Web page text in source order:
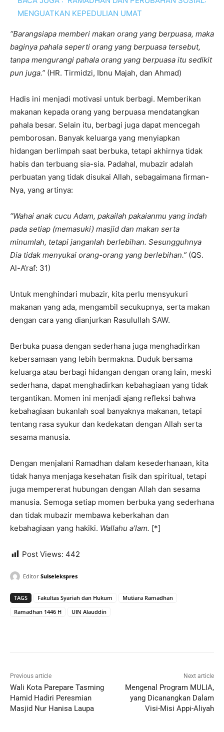
MENGUATKAN KEPEDULIAN UMAT
“Barangsiapa memberi makan orang yang berpuasa, maka
baginya pahala seperti orang yang berpuasa tersebut,
tanpa mengurangi pahala orang yang berpuasa itu sedikit
pun juga.” (HR. Tirmidzi, Ibnu Majah, dan Ahmad)
Hadis ini menjadi motivasi untuk berbagi. Memberikan
makanan kepada orang yang berpuasa mendatangkan
pahala besar. Selain itu, berbagi juga dapat mencegah
pemborosan. Banyak keluarga yang menyiapkan
hidangan berlimpah saat berbuka, tetapi akhirnya tidak
habis dan terbuang sia-sia. Padahal, mubazir adalah
perbuatan yang tidak disukai Allah, sebagaimana firman-
Nya, yang artinya:
“Wahai anak cucu Adam, pakailah pakaianmu yang indah
pada setiap (memasuki) masjid dan makan serta
minumlah, tetapi janganlah berlebihan. Sesungguhnya
Dia tidak menyukai orang-orang yang berlebihan.” (QS.
Al-A’raf: 31)
Untuk menghindari mubazir, kita perlu mensyukuri
makanan yang ada, mengambil secukupnya, serta makan
dengan cara yang dianjurkan Rasulullah SAW.
Berbuka puasa dengan sederhana juga menghadirkan
kebersamaan yang lebih bermakna. Duduk bersama
keluarga atau berbagi hidangan dengan orang lain, meski
sederhana, dapat menghadirkan kebahagiaan yang tidak
tergantikan. Momen ini menjadi ajang refleksi bahwa
kebahagiaan bukanlah soal banyaknya makanan, tetapi
tentang rasa syukur dan kedekatan dengan Allah serta
sesama manusia.
Dengan menjalani Ramadhan dalam kesederhanaan, kita
tidak hanya menjaga kesehatan fisik dan spiritual, tetapi
juga mempererat hubungan dengan Allah dan sesama
manusia. Semoga setiap momen berbuka yang sederhana
dan tidak mubazir membawa keberkahan dan
kebahagiaan yang hakiki. Wallahu a’lam. [*]
Post Views: 442
Editor Sulselekspres
TAGS Fakultas Syariah dan Hukum
Mutiara Ramadhan
Ramadhan 1446 H
UIN Alauddin
Previous article
Wali Kota Parepare Tasming
Hamid Hadiri Peresmian
Masjid Nur Hanisa Laupa
Next article
Mengenal Program MULIA,
yang Dicanangkan Dalam
Visi-Misi Appi-Aliyah